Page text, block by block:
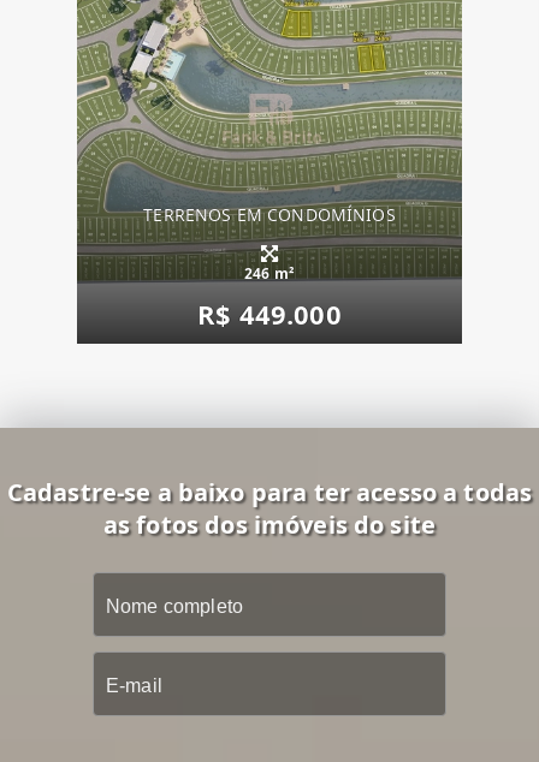
TERRENOS EM CONDOMÍNIOS
246 m²
R$ 449.000
Cadastre-se a baixo para ter acesso a todas
as fotos dos imóveis do site